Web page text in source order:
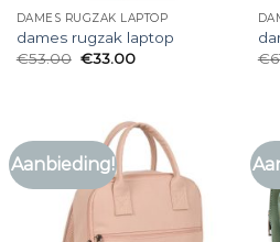
DAMES RUGZAK LAPTOP
dames rugzak laptop
€53.00 €33.00
€
Aanbieding!